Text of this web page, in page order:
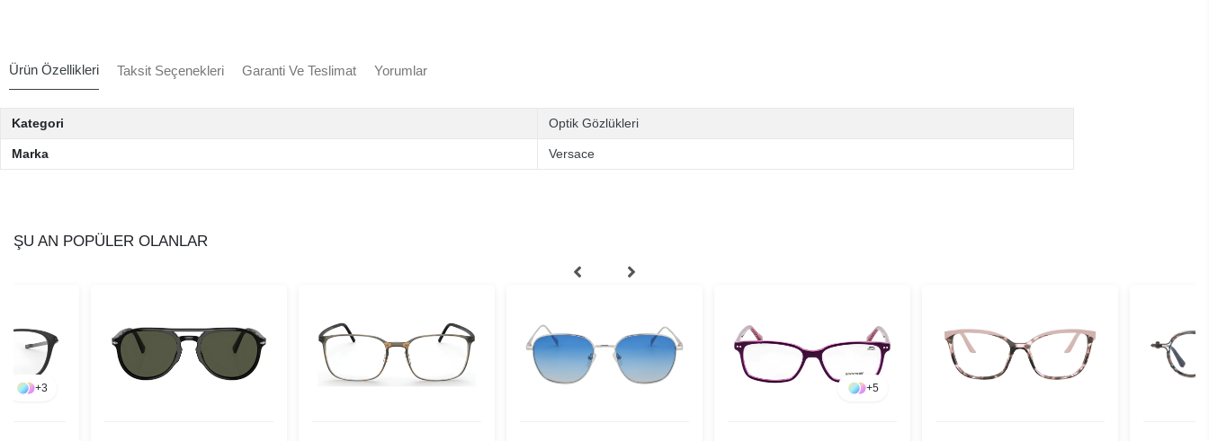
Ürün Özellikleri Taksit Seçenekleri Garanti Ve Teslimat Yorumlar
Kategori Optik Gözlükleri
Marka Versace
ŞU AN POPÜLER OLANLAR
+3 +5